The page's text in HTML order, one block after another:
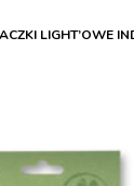
LIGHT’OWE